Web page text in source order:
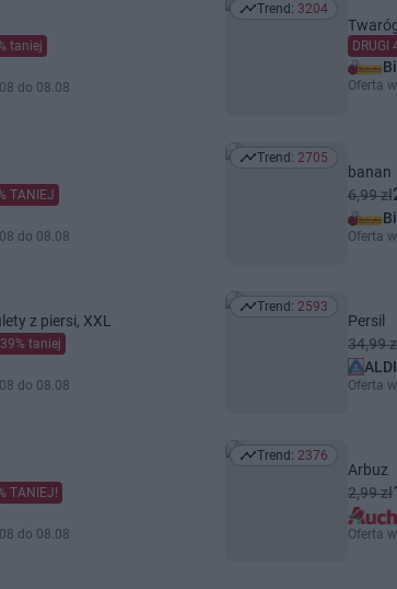
taniej
do 08.08
Trend: 3204
Trend: 3204
DRUGI
Oferta
TANIEJ
do 08.08
Trend: 2705
Trend: 2705
banan
6,99 zł
Oferta
z piersi, XXL
39% taniej
do 08.08
Trend: 2593
Trend: 2593
Persil
34,99
ALDI
Oferta
TANIEJ!
do 08.08
Trend: 2376
Trend: 2376
Arbuz
2,99 zł
Oferta